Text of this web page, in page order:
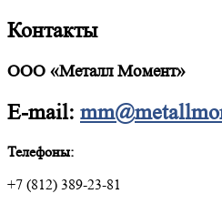
Контакты
ООО «Металл Момент»
E-mail:
Телефоны:
+7 (812) 389-23-81